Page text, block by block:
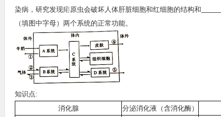
染病，研究发现疟原虫会破坏人体肝脏细胞和红细胞的结构和
（填图中字母）两个系统的正常功能。
知识点:
消化腺
分泌消化液（含消化酶）